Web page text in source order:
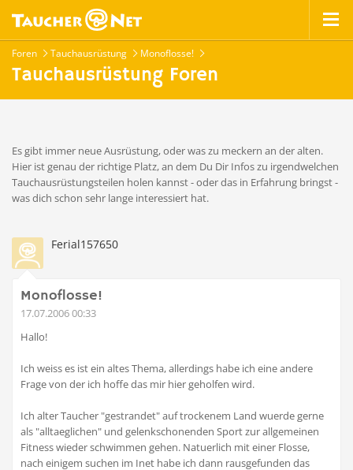
Foren Tauchausrüstung Monoflosse!
Tauchausrüstung Foren
Es gibt immer neue Ausrüstung, oder was zu meckern an der alten.
Hier ist genau der richtige Platz, an dem Du Dir Infos zu irgendwelchen
Tauchausrüstungsteilen holen kannst - oder das in Erfahrung bringst -
was dich schon sehr lange interessiert hat.
Ferial157650
Monoflosse!
17.07.2006 00:33
Hallo!
Ich weiss es ist ein altes Thema, allerdings habe ich eine andere
Frage von der ich hoffe das mir hier geholfen wird.
Ich alter Taucher "gestrandet" auf trockenem Land wuerde gerne
als "alltaeglichen" und gelenkschonenden Sport zur allgemeinen
Fitness wieder schwimmen gehen. Natuerlich mit einer Flosse,
nach einigem suchen im Inet habe ich dann rausgefunden das